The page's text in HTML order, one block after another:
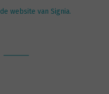
de website van Signia.